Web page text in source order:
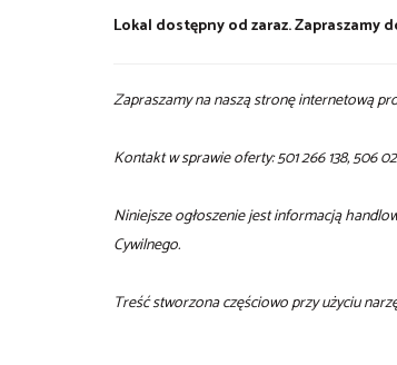
Lokal dostępny od zaraz.
Zapraszamy na naszą stronę internetową
Kontakt w sprawie oferty: 501 266 138, 506
Niniejsze ogłoszenie jest informacją
Cywilnego.
Treść stworzona częściowo przy użyciu